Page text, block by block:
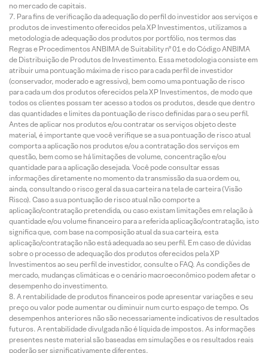
no mercado de capitais.
Para fins de verificação da adequação do perfil do investidor aos serviços e
produtos de investimento oferecidos pela XP Investimentos, utilizamos a
metodologia de adequação dos produtos por portfólio, nos termos das
Regras e Procedimentos ANBIMA de Suitability nº 01 e do Código ANBIMA
de Distribuição de Produtos de Investimento. Essa metodologia consiste em
atribuir uma pontuação máxima de risco para cada perfil de investidor
(conservador, moderado e agressivo), bem como uma pontuação de risco
para cada um dos produtos oferecidos pela XP Investimentos, de modo que
todos os clientes possam ter acesso a todos os produtos, desde que dentro
das quantidades e limites da pontuação de risco definidas para o seu perfil.
Antes de aplicar nos produtos e/ou contratar os serviços objeto deste
material, é importante que você verifique se a sua pontuação de risco atual
comporta a aplicação nos produtos e/ou a contratação dos serviços em
questão, bem como se há limitações de volume, concentração e/ou
quantidade para a aplicação desejada. Você pode consultar essas
informações diretamente no momento da transmissão da sua ordem ou,
ainda, consultando o risco geral da sua carteira na tela de carteira (Visão
Risco). Caso a sua pontuação de risco atual não comporte a
aplicação/contratação pretendida, ou caso existam limitações em relação à
quantidade e/ou volume financeiro para a referida aplicação/contratação, isto
significa que, com base na composição atual da sua carteira, esta
aplicação/contratação não está adequada ao seu perfil. Em caso de dúvidas
sobre o processo de adequação dos produtos oferecidos pela XP
Investimentos ao seu perfil de investidor, consulte o FAQ. As condições de
mercado, mudanças climáticas e o cenário macroeconômico podem afetar o
desempenho do investimento.
A rentabilidade de produtos financeiros pode apresentar variações e seu
preço ou valor pode aumentar ou diminuir num curto espaço de tempo. Os
desempenhos anteriores não são necessariamente indicativos de resultados
futuros. A rentabilidade divulgada não é líquida de impostos. As informações
presentes neste material são baseadas em simulações e os resultados reais
poderão ser significativamente diferentes.